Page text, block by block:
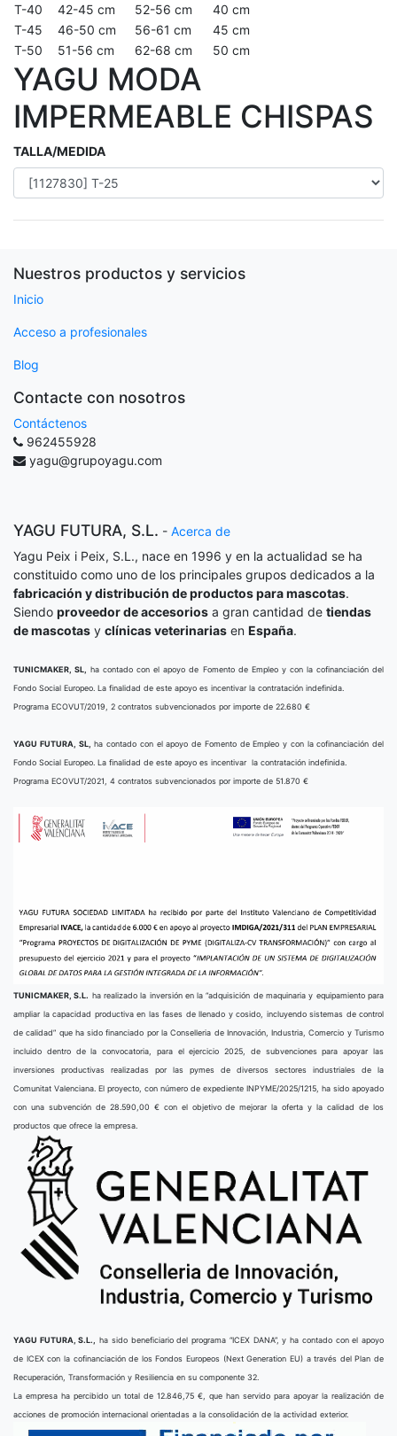
T-40
42-45 cm 52-56 cm
40 cm
T-45
46-50 cm 56-61 cm
45 cm
T-50
51-56 cm 62-68 cm 50 cm
YAGU MODA
IMPERMEABLE CHISPAS
TALLA/MEDIDA
Nuestros productos y servicios
Inicio
Acceso a profesionales
Blog
Contacte con nosotros
Contáctenos
962455928
yagu@grupoyagu.com
YAGU FUTURA, S.L. - Acerca de
Yagu Peix i Peix, S.L., nace en 1996 y en la actualidad se ha
constituido como uno de los principales grupos dedicados a la
fabricación y distribución de productos para mascotas.
Siendo proveedor de accesorios a gran cantidad de tiendas
de mascotas y clínicas veterinarias en España.
TUNICMAKER, SL,
ha contado con el apoyo de Fomento de Empleo y con la cofinanciación del
Fondo Social Europeo. La finalidad de este apoyo es incentivar la contratación indefinida.
Programa ECOVUT/2019, 2 contratos subvencionados por importe de 22.680 €
YAGU FUTURA, SL,
ha contado con el apoyo de Fomento de Empleo y con la cofinanciación del
Fondo Social Europeo. La finalidad de este apoyo es incentivar la contratación indefinida.
Programa ECOVUT/2021, 4 contratos subvencionados por importe de 51.870 €
TUNICMAKER, S.L. ha realizado la inversión en la “adquisición de maquinaria y equipamiento para
ampliar la capacidad productiva en las fases de llenado y cosido, incluyendo sistemas de control
de calidad” que ha sido financiado por la Conselleria de Innovación, Industria, Comercio y Turismo
incluido dentro de la convocatoria, para el ejercicio 2025, de subvenciones para apoyar las
inversiones productivas realizadas por las pymes de diversos sectores industriales de la
Comunitat Valenciana. El proyecto, con número de expediente INPYME/2025/1215, ha sido apoyado
con una subvención de 28.590,00 € con el objetivo de mejorar la oferta y la calidad de los
productos que ofrece la empresa.
YAGU FUTURA, S.L.,
ha sido beneficiario del programa “ICEX DANA”, y ha contado con el apoyo
de ICEX con la cofinanciación de los Fondos Europeos (Next Generation EU) a través del Plan de
Recuperación, Transformación y Resiliencia en su componente 32.
La empresa ha percibido un total de 12.846,75 €, que han servido para apoyar la realización de
acciones de promoción internacional orientadas a la consolidación de la actividad exterior.